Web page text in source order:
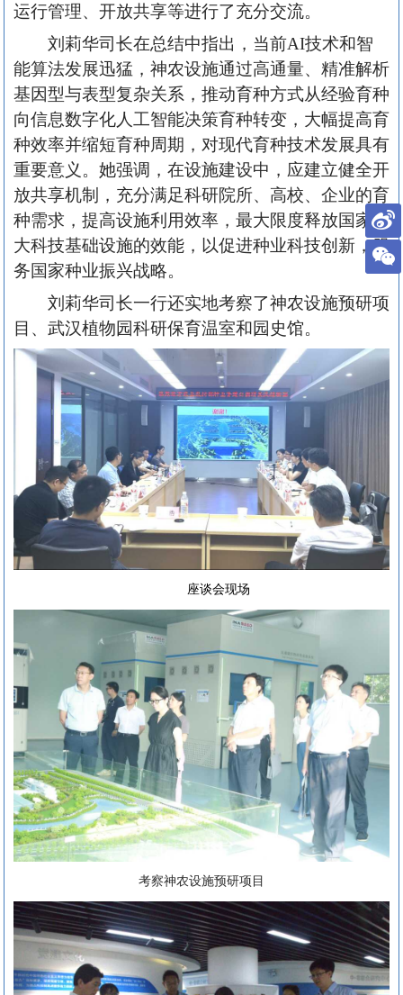
运行管理、开放共享等进行了充分交流。
刘莉华司长在总结中指出，当前AI技术和智
能算法发展迅猛，神农设施通过高通量、精准解析
基因型与表型复杂关系，推动育种方式从经验育种
向信息数字化人工智能决策育种转变，大幅提高育
种效率并缩短育种周期，对现代育种技术发展具有
重要意义。她强调，在设施建设中，应建立健全开
放共享机制，充分满足科研院所、高校、企业的育
种需求，提高设施利用效率，最大限度释放国家重
大科技基础设施的效能，以促进种业科技创新，服
务国家种业振兴战略。
刘莉华司长一行还实地考察了神农设施预研项
目、武汉植物园科研保育温室和园史馆。
座谈会现场
考察神农设施预研项目